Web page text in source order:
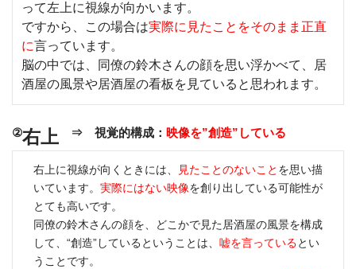
って左上に視線が向かいます。
ですから、この場合は実際に見たことをそのまま正直
に言っています。
脳の中では、同僚の鈴木さんの顔を思い浮かべて、居
酒屋の風景や居酒屋の看板を見ていると思われます。
②右上 ⇒ 視覚的構成： 映像を”創造”している
右上に視線が向くときには、 見たことのないこと を思い描
いています。 実際にはない映像を創り出している可能性が
とても高いです。
同僚の鈴木さんの顔を、どこかで見た居酒屋の風景を構成
して、“創造”しているということは、 嘘を言っているとい
うことです。